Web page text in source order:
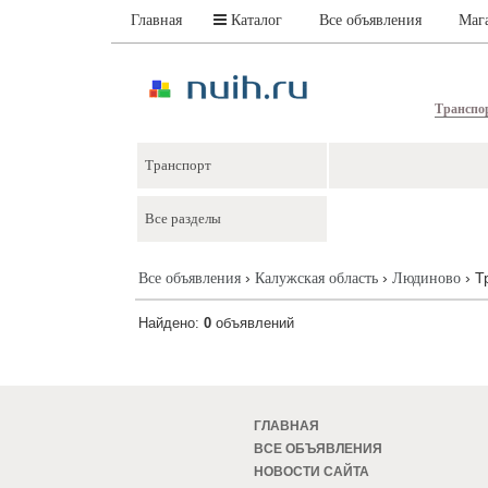
Главная Каталог Все объявления
Все объявления › Калужская область › Людиново ›
Найдено: 0 объявлений
ГЛАВНАЯ
ВСЕ ОБЪЯВЛЕНИЯ
НОВОСТИ САЙТА